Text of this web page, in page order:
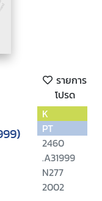
รายการ
โปรด
K
PT
2460
.A31999
N277
2002